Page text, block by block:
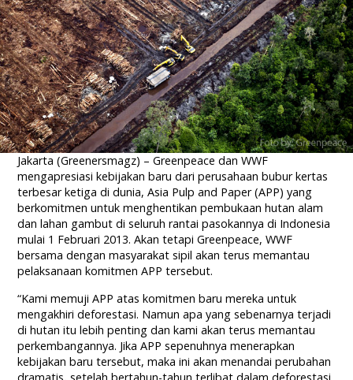
Jakarta (Greenersmagz) – Greenpeace dan WWF
mengapresiasi kebijakan baru dari perusahaan bubur kertas
terbesar ketiga di dunia, Asia Pulp and Paper (APP) yang
berkomitmen untuk menghentikan pembukaan hutan alam
dan lahan gambut di seluruh rantai pasokannya di Indonesia
mulai 1 Februari 2013. Akan tetapi Greenpeace, WWF
bersama dengan masyarakat sipil akan terus memantau
pelaksanaan komitmen APP tersebut.
“Kami memuji APP atas komitmen baru mereka untuk
mengakhiri deforestasi. Namun apa yang sebenarnya terjadi
di hutan itu lebih penting dan kami akan terus memantau
perkembangannya. Jika APP sepenuhnya menerapkan
kebijakan baru tersebut, maka ini akan menandai perubahan